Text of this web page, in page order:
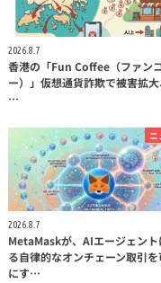
2026.8.7
香港の「Fun Coffee（ファン
ー）」仮想通貨詐欺で被害拡
…
ニ
2026.8.7
MetaMaskが、AIエージェント
る自律的なオンチェーン取引
にす…